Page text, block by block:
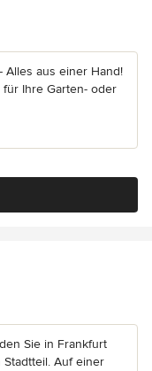
Alles aus einer Hand!
Ihre Garten- oder
Sie in Frankfurt
Auf einer